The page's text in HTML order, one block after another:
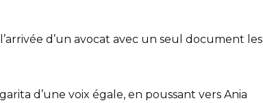
d’un avocat avec un seul document les
d’une voix égale, en poussant vers Ania